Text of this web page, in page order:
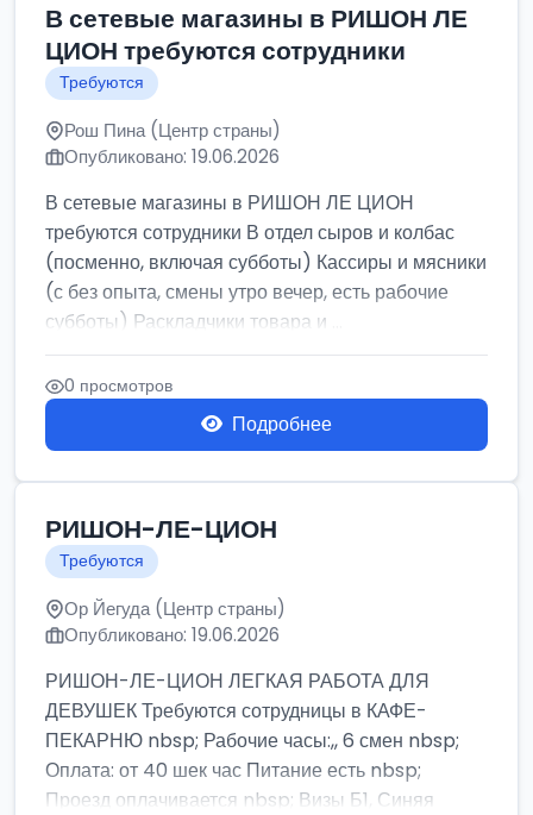
В сетевые магазины в РИШОН ЛЕ
ЦИОН требуются сотрудники
Требуются
Рош Пина (Центр страны)
Опубликовано: 19.06.2026
В сетевые магазины в РИШОН ЛЕ ЦИОН
требуются сотрудники В отдел сыров и колбас
(посменно, включая субботы) Кассиры и мясники
(с без опыта, смены утро вечер, есть рабочие
субботы) Раскладчики товара и ...
0 просмотров
Подробнее
РИШОН-ЛЕ-ЦИОН
Требуются
Ор Йегуда (Центр страны)
Опубликовано: 19.06.2026
РИШОН-ЛЕ-ЦИОН ЛЕГКАЯ РАБОТА ДЛЯ
ДЕВУШЕК Требуются сотрудницы в КАФЕ-
ПЕКАРНЮ nbsp; Рабочие часы:,, 6 смен nbsp;
Оплата: от 40 шек час Питание есть nbsp;
Проезд оплачивается nbsp; Визы Б1, Синяя